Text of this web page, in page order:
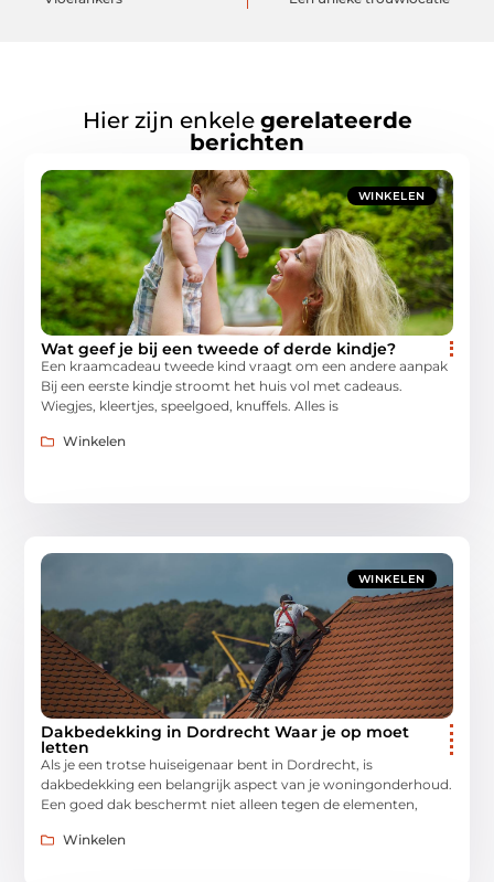
Hier zijn enkele gerelateerde
berichten
WINKELEN
Wat geef je bij een tweede of derde kindje?
Een kraamcadeau tweede kind vraagt om een andere aanpak
Bij een eerste kindje stroomt het huis vol met cadeaus.
Wiegjes, kleertjes, speelgoed, knuffels. Alles is
Winkelen
WINKELEN
Dakbedekking in Dordrecht Waar je op moet
letten
Als je een trotse huiseigenaar bent in Dordrecht, is
dakbedekking een belangrijk aspect van je woningonderhoud.
Een goed dak beschermt niet alleen tegen de elementen,
Winkelen